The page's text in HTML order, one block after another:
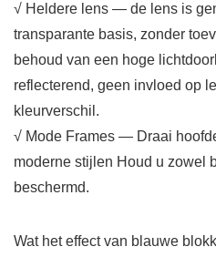
√ Heldere lens — de lens is
transparante basis, zonder
behoud van een hoge
reflecterend, geen invloed op
kleurverschil.
√ Mode Frames — Draai
moderne stijlen Houd u zowel
beschermd.
Wat het effect van blauwe